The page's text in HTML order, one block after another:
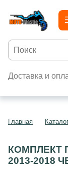
Доставка и
Главная
КОМПЛЕКТ
2013-2018